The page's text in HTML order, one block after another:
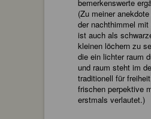
bemerkenswerte
(Zu meiner
der nachthimmel
ist auch als
kleinen löchern zu
die ein lichter raum
und raum steht im
traditionell für
frischen perpektive
erstmals verlautet.)